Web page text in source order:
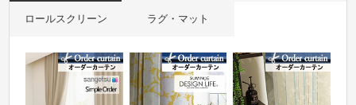
ロールスクリーン ラグ・マット